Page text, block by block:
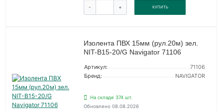
- + КУПИТЬ
Изолента ПВХ 15мм (рул.20м) зел.
NIT-B15-20/G Navigator 71106
Артикул:
71106
Бренд:
NAVIGATOR
На складе 374 шт.
Обновлено 08.08.2026